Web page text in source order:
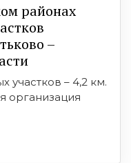
районах
–
участков – 4,2 км.
организация